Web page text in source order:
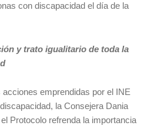
con discapacidad el día de la
y trato igualitario de toda la
emprendidas por el INE
la Consejera Dania
Protocolo refrenda la importancia